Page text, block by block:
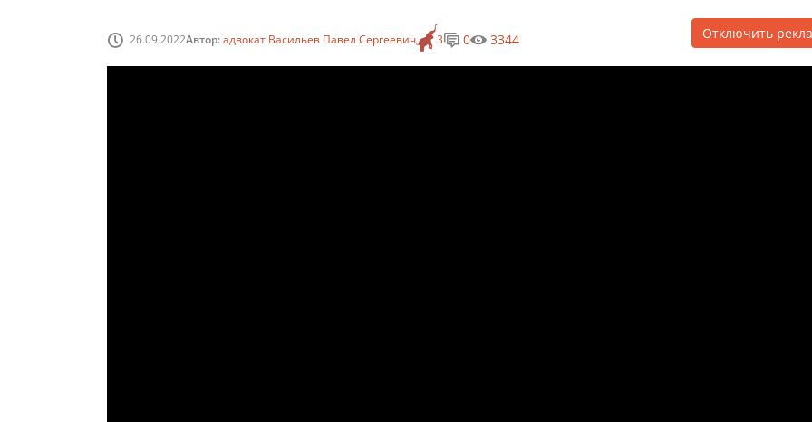
26.09.2022Автор:адвокат Васильев Павел Сергеевич 3 0 3344 Отключить